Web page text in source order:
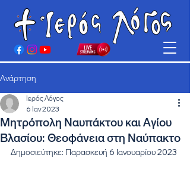
Ανάρτηση
Μητρόπολη Ναυπάκτου και Αγίου
Βλασίου: Θεοφάνεια στη Ναύπακτο
Ιερός Λόγος
6 Ιαν 2023
Δημοσιεύτηκε: Παρασκευή 6 Ιανουαρίου 2023